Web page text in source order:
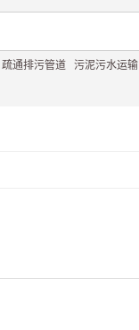
疏通排污管道 污泥污水运输